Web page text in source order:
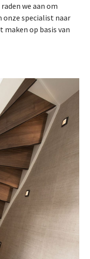
we aan om
onze specialist naar
maken op basis van